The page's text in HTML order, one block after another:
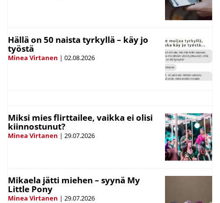
Hällä on 50 naista tyrkyllä – käy jo
työstä
Minea Virtanen | 02.08.2026
Miksi mies flirttailee, vaikka ei olisi
kiinnostunut?
Minea Virtanen | 29.07.2026
Mikaela jätti miehen – syynä My
Little Pony
Minea Virtanen | 29.07.2026